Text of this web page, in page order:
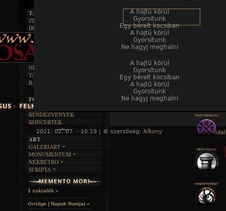
A hajtű körül
Gyorsítunk
Egy bérelt kocsiban
A hajtű körül
Gyorsítunk
Ne hagyj meghalni
A hajtű körül
Gyorsítunk
Egy bérelt kocsiban
A hajtű körül
Gyorsítunk
Ne hagyj meghalni
2021. 02. 07. - 10:19 | © szerzőség: Alkony « Főoldal
TAJTÉKOS LAPOK
ZENE
ÍRÁSOK
BOSZORKÁNYKONYHA
FEKETE HUMOR
RENDEZVÉNYEK
NEKROMANTIKA
TAJTÉKOS NAPOK
R.I.P.
FOTÓGALÉRIA
FESZTIVÁLOK
RENDEZVÉNYEK
KONCERTEK
ART
GALERIART
ARTGALERI
KÉPREGÉNYEK
LAKÁSKULTS
MONUMENTUM
TEMETŐK
TEMPLOMOK
VÁRAK
HELYEK
NEKRETRO
SZUBKULT
FEKETE LYUK
RELIKVIÁK
SCRIPTA
NOVELLÁK
VERSEK
1 százalék »
Orridge | Napok Romjai »